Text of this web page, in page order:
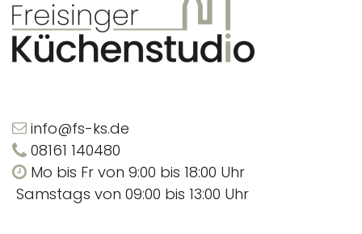
info@fs-ks.de
08161 140480
Mo bis Fr von 9:00 bis 18:00 Uhr
Samstags von 09:00 bis 13:00 Uhr